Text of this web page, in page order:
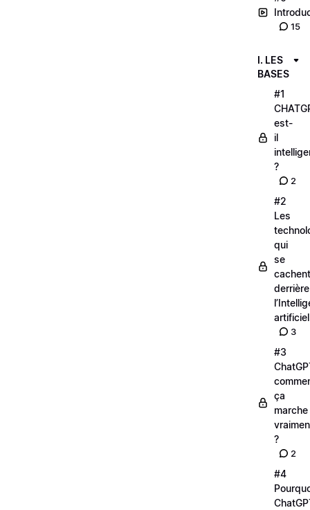
15
I. LES
BASES
#1
est-
il
?
2
#2
Les
qui
se
cachent
derrière
3
#3
ça
marche
?
2
#4